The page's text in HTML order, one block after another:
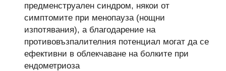
предменструален синдром, някои от
симптомите при менопауза (нощни
изпотявания), а благодарение на
противовъзпалителния потенциал могат да се
ефективни в облекчаване на болките при
ендометриоза